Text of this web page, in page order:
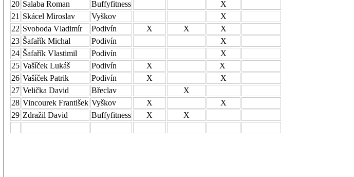
20 Salaba Roman Buffyfitness
X
21 Skácel Miroslav Vyškov
X
22 Svoboda Vladimír Podivín X X
X
23 Šafařík Michal Podivín
X
24 Šafařík Vlastimil Podivín
X
25 Vašíček Lukáš Podivín X
X
26 Vašíček Patrik Podivín X
X
27 Velička David Břeclav
X
28 Vincourek František Vyškov X
X
29 Zdražil David Buffyfitness X X